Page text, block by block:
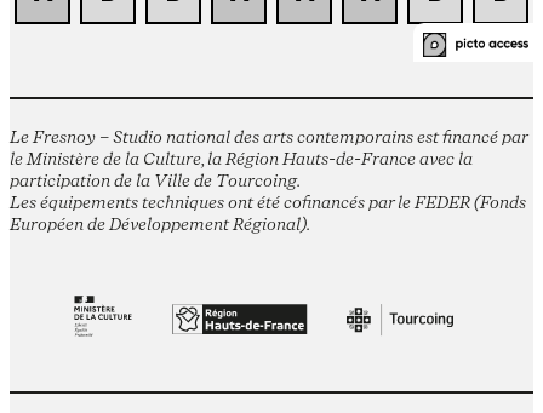
Le Fresnoy – Studio national des arts contemporains est financé par
le Ministère de la Culture, la Région Hauts-de-France avec la
participation de la Ville de Tourcoing.
Les équipements techniques ont été cofinancés par le FEDER (Fonds
Européen de Développement Régional).